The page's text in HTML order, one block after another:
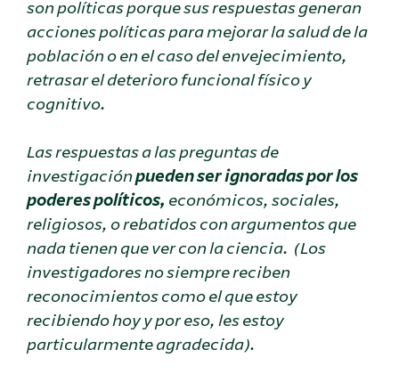
son políticas porque sus respuestas generan
acciones políticas para mejorar la salud de la
población o en el caso del envejecimiento,
retrasar el deterioro funcional físico y
cognitivo.
Las respuestas a las preguntas de
investigaciónpueden ser ignoradas por los
poderes políticos, económicos, sociales,
religiosos, o rebatidos con argumentos que
nada tienen que ver con la ciencia. (Los
investigadores no siempre reciben
reconocimientos como el que estoy
recibiendo hoy y por eso, les estoy
particularmente agradecida).